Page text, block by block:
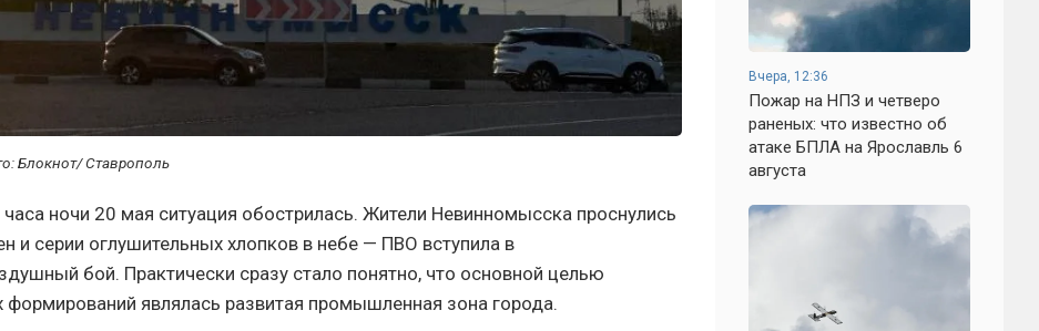
Блокнот/ Ставрополь
ночи 20 мая ситуация обострилась. Жители Невинномысска проснулись
и серии оглушительных хлопков в небе — ПВО вступила в
бой. Практически сразу стало понятно, что основной целью
формирований являлась развитая промышленная зона города.
Вчера, 12:36
Пожар на НПЗ и четверо
раненых: что известно об
атаке БПЛА на Ярославль 6
августа